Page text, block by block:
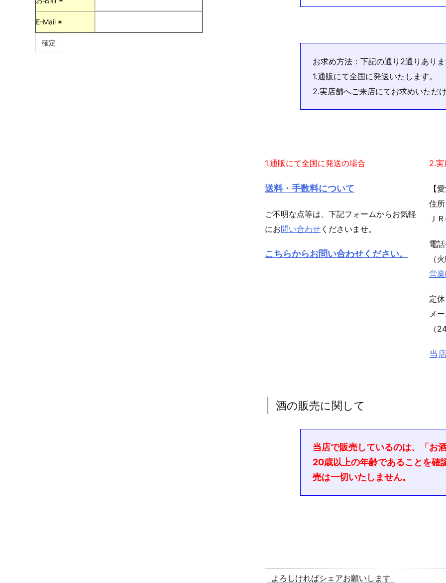
お求め方法：下記の通り2通りありま
1.通販にて全国に発送いたします。
2.実店舗へご来店にてお求めいただけ
1.通販にて全国に発送の場合
送料・手数料について
ご不明な点等は、下記フォームからお気軽
にお問い合わせ くださいませ。
こちらからお問い合わせください。
2.実
【
住
Ｊ
電
（
営
定
メ
（
当
酒の販売に関して
当店で販売しているのは、「お酒
20歳以上の年齢であることを確
売は一切いたしません。
よろしければシェアお願いします
E-Mail ※